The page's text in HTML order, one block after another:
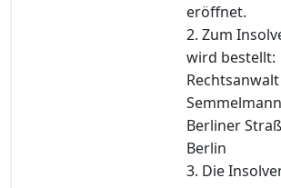
eröffnet.
2. Zum
wird bestellt:
Semmelmann
Berliner
Berlin
3. Die